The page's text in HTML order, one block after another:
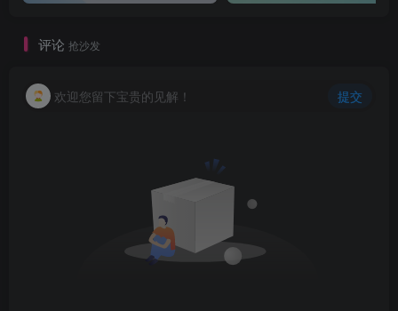
评论 抢沙发
欢迎您留下宝贵的见解！ 提交